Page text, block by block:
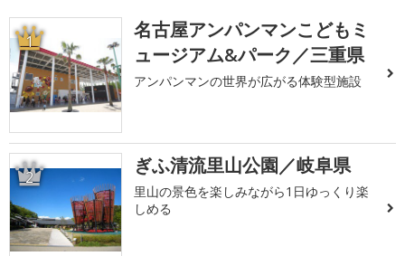
1
名古屋アンパンマンこどもミ
ュージアム&パーク／三重県
アンパンマンの世界が広がる体験型施設
2 ぎふ清流里山公園／岐阜県
里山の景色を楽しみながら1日ゆっくり楽
しめる